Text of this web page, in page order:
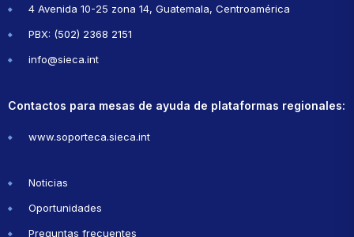
4 Avenida 10-25 zona 14, Guatemala, Centroamérica
PBX: (502) 2368 2151
info@sieca.int
Contactos para mesas de ayuda de plataformas regionales:
www.soporteca.sieca.int
Noticias
Oportunidades
Preguntas frecuentes